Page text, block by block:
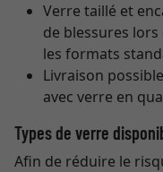
Verre taillé et
de blessures
les formats
Livraison
avec verre en
Types de verre
Afin de réduire le